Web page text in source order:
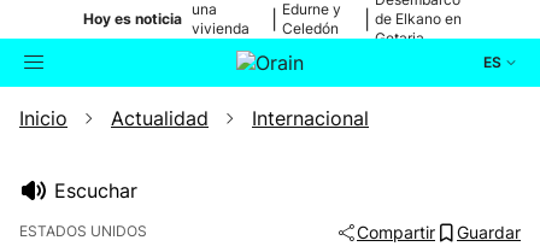
Hoy es noticia
una
vivienda
de Bilbao
Edurne y
Celedón
de Elkano en
Getaria
ES
Buscador Actualidad
Inicio Actualidad Internacional
Escuchar
ESTADOS UNIDOS Compartir Guardar